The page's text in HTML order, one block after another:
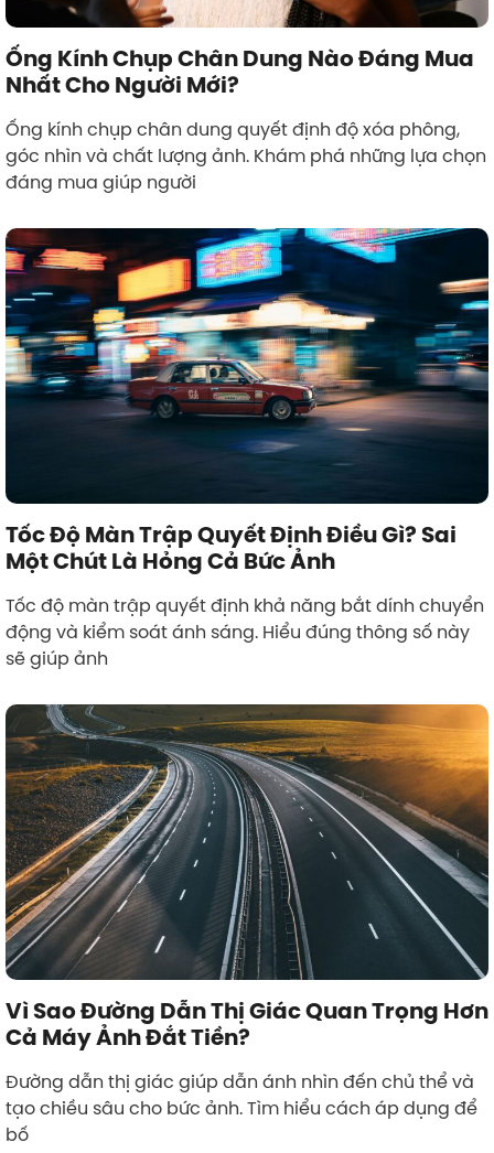
Ống Kính Chụp Chân Dung Nào Đáng Mua
Nhất Cho Người Mới?
Ống kính chụp chân dung quyết định độ xóa phông,
góc nhìn và chất lượng ảnh. Khám phá những lựa chọn
đáng mua giúp người
Tốc Độ Màn Trập Quyết Định Điều Gì? Sai
Một Chút Là Hỏng Cả Bức Ảnh
Tốc độ màn trập quyết định khả năng bắt dính chuyển
động và kiểm soát ánh sáng. Hiểu đúng thông số này
sẽ giúp ảnh
Vì Sao Đường Dẫn Thị Giác Quan Trọng Hơn
Cả Máy Ảnh Đắt Tiền?
Đường dẫn thị giác giúp dẫn ánh nhìn đến chủ thể và
tạo chiều sâu cho bức ảnh. Tìm hiểu cách áp dụng để
bố